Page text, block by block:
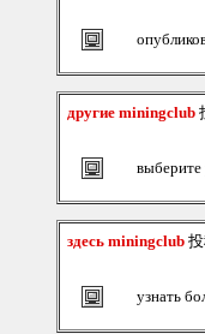
другие miningclub
здесь miningclub
узнать